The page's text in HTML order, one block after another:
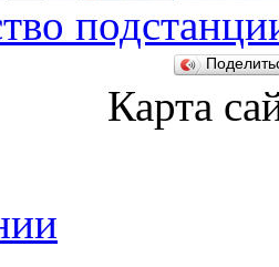
Карта